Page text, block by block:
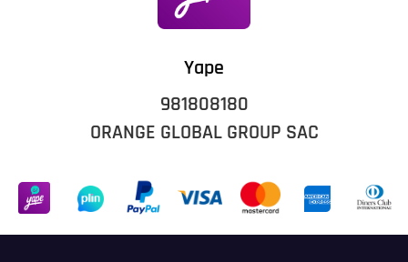
Yape
981808180
ORANGE GLOBAL GROUP SAC